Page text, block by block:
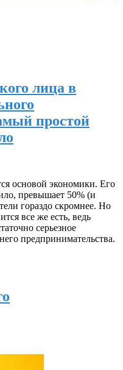
лица в
простой
основой экономики. Его
превышает 50% (и
гораздо скромнее. Но
все же есть, ведь
серьезное
предпринимательства.